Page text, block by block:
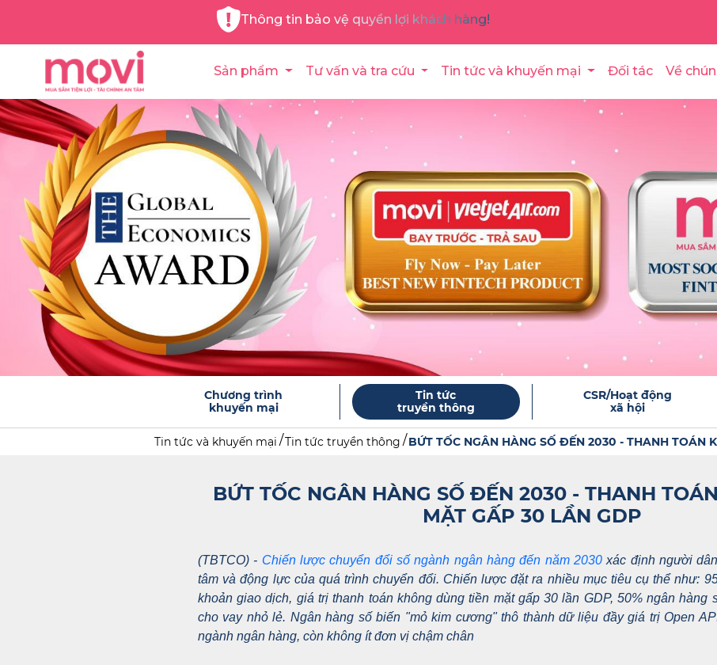
Thông tin bảo vệ quyền lợi khách hàng!
Sản phẩm Tư vấn và tra cứu Tin tức và khuyến mại Đối tác Về
Chương trình
khuyến mại
Tin tức
truyền thông
CSR/Hoạt động
xã hội
Tin tức và khuyến mại Tin tức truyền thông BỨT TỐC NGÂN HÀNG SỐ ĐẾN 2030 - THANH TOÁN
BỨT TỐC NGÂN HÀNG SỐ ĐẾN 2030 - THANH
MẶT GẤP 30 LẦN GDP
(TBTCO) - Chiến lược chuyển đổi số ngành ngân hàng đến năm 2030 xác định người
tâm và động lực của quá trình chuyển đổi. Chiến lược đặt ra nhiều mục tiêu cụ thể như:
khoản giao dịch, giá trị thanh toán không dùng tiền mặt gấp 30 lần GDP, 50% ngân hàng
cho vay nhỏ lẻ. Ngân hàng số biến "mỏ kim cương" thô thành dữ liệu đầy giá trị Open
ngành ngân hàng, còn không ít đơn vị chậm chân